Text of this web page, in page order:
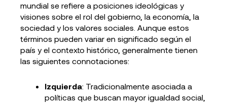
mundial se refiere a posiciones ideológicas y
visiones sobre el rol del gobierno, la economía, la
sociedad y los valores sociales. Aunque estos
términos pueden variar en significado según el
país y el contexto histórico, generalmente tienen
las siguientes connotaciones:
Izquierda: Tradicionalmente asociada a
políticas que buscan mayor igualdad social,